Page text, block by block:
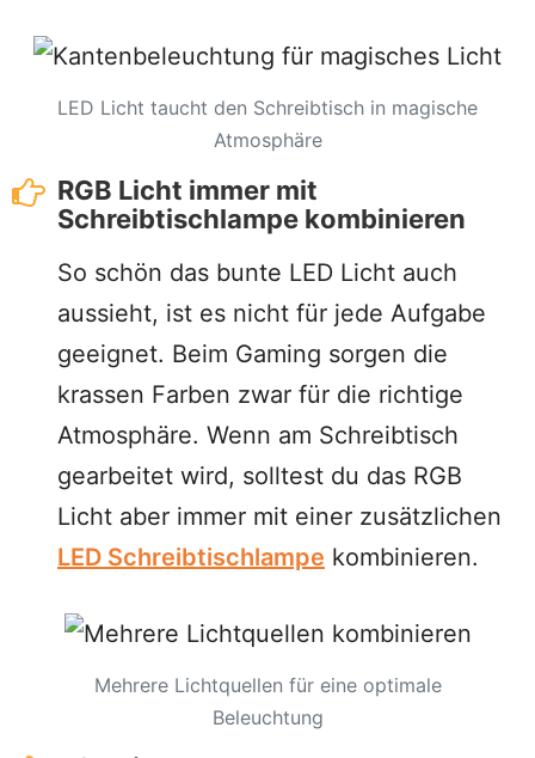
LED Licht taucht den Schreibtisch in magische
Atmosphäre
RGB Licht immer mit
Schreibtischlampe kombinieren
So schön das bunte LED Licht auch
aussieht, ist es nicht für jede Aufgabe
geeignet. Beim Gaming sorgen die
krassen Farben zwar für die richtige
Atmosphäre. Wenn am Schreibtisch
gearbeitet wird, solltest du das RGB
Licht aber immer mit einer zusätzlichen
LED Schreibtischlampe kombinieren.
Mehrere Lichtquellen für eine optimale
Beleuchtung